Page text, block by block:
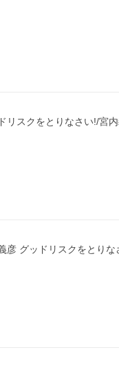
リスクをとりなさい!/宮
彦 グッドリスクをとりな